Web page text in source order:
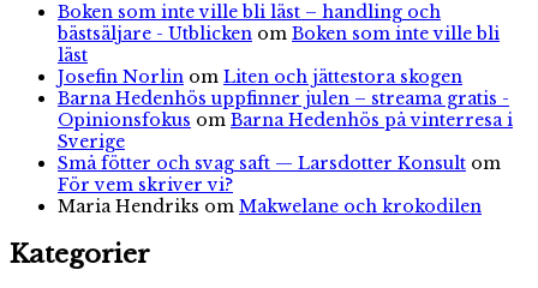
Boken som inte ville bli läst – handling och
bästsäljare - Utblicken om Boken som inte ville bli
läst
Josefin Norlin om Liten och jättestora skogen
Barna Hedenhös uppfinner julen – streama gratis -
Opinionsfokus om Barna Hedenhös på vinterresa i
Sverige
Små fötter och svag saft — Larsdotter Konsult om
För vem skriver vi?
Maria Hendriks om Makwelane och krokodilen
Kategorier